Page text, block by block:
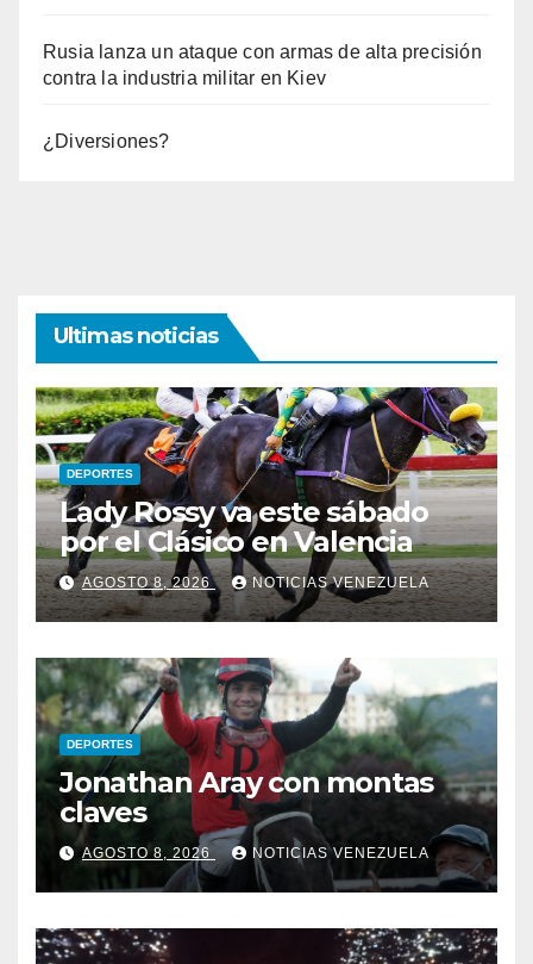
Rusia lanza un ataque con armas de alta precisión
contra la industria militar en Kiev
¿Diversiones?
Ultimas noticias
DEPORTES
Lady Rossy va este sábado
por el Clásico en Valencia
AGOSTO 8, 2026 NOTICIAS VENEZUELA
DEPORTES
Jonathan Aray con montas
claves
AGOSTO 8, 2026 NOTICIAS VENEZUELA